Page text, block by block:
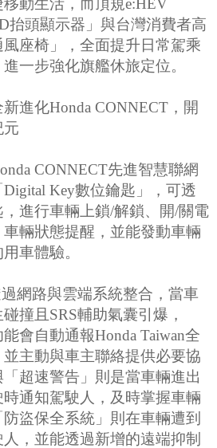
抬頭顯示器」與台灣消費者高
座椅」，全面提升日常駕乘
一步強化旗艦休旅定位。
進化Honda CONNECT，開
元
CONNECT先進智慧聯網
Key數位鑰匙」，可透
進行車輛上鎖/解鎖、開/關電
輛狀態提醒，並能發動車輛
車體驗。
網路與雲端系統整合，當車
撞且SRS輔助氣囊引爆，
會自動通報Honda Taiwan全
主動與車主聯絡提供必要協
超速警告」則是當車輛進出
通知駕駛人，及時掌握車輛
盜保全系統」則在車輛遭到
，並能透過新增的遠端抑制